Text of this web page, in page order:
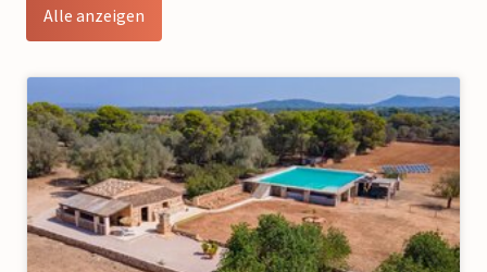
Alle anzeigen